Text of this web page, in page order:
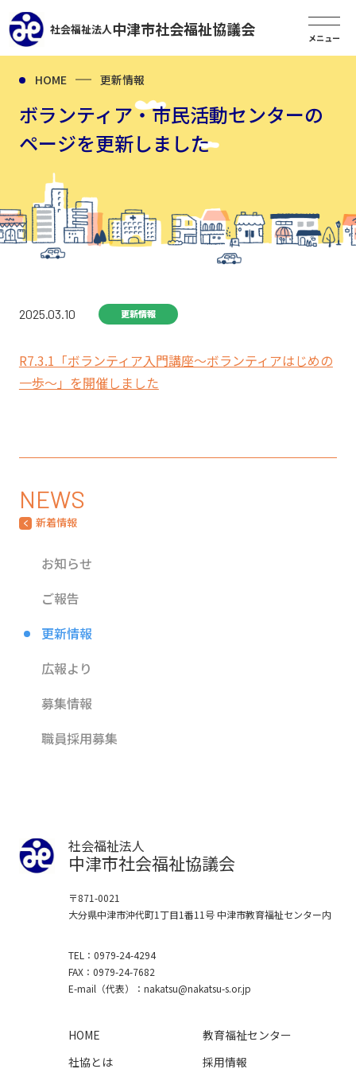
社会福祉法人中津市社会福祉協議会
HOME 更新情報
ボランティア・市民活動センターの
ページを更新しました
2025.03.10 更新情報
R7.3.1「ボランティア入門講座～ボランティアはじめの
一歩～」を開催しました
NEWS
新着情報
お知らせ
ご報告
更新情報
広報より
募集情報
職員採用募集
社会福祉法人
中津市社会福祉協議会
〒871-0021
大分県中津市沖代町1丁目1番11号 中津市教育福祉センター内
TEL
0979-24-4294
FAX
0979-24-7682
E-mail （代表） nakatsu nakatsu-s.or.jp
HOME
社協とは
教育福祉センター
採用情報